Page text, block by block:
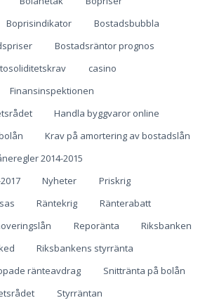
Boprisindikator
Bostadsbubbla
Bostadsräntor prognos
casino
Finansinspektionen
Handla byggvaror online
Krav på amortering av bostadslån
2014-2015
Nyheter
Priskrig
Räntekrig
Ränterabatt
Reporänta
Riksbanken
Riksbankens styrränta
ränteavdrag
Snittränta på bolån
Styrräntan